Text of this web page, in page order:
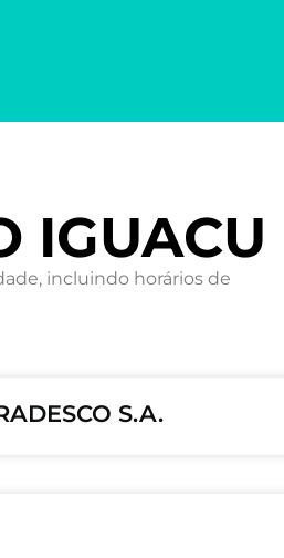
IGUACU
incluindo horários de
S.A.